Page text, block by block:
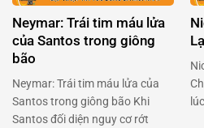
về tình hình của Leandro
Trossard, ngôi sao người …
Neymar: Trái tim máu lửa
của Santos trong giông
bão
Neymar: Trái tim máu lửa của
Santos trong giông bão Khi
Santos đối diện nguy cơ rớt